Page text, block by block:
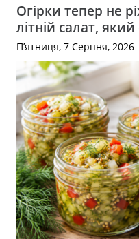
Огірки тепер не
літній салат,
П’ятниця, 7 Серпня, 2026